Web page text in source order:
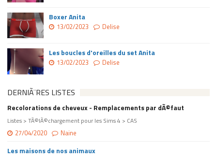
Boxer Anita
13/02/2023 Delise
Les boucles d'oreilles du set Anita
13/02/2023 Delise
DERNIÃ¨RES LISTES
Recolorations de cheveux - Remplacements par dÃ©faut
Listes > TÃ©lÃ©chargement pour les Sims 4 > CAS
27/04/2020 Naine
Les maisons de nos animaux